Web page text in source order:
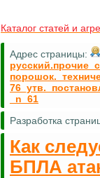
Каталог статей и
Адрес страницы:
_n_61
Разработка
Как
БПЛА